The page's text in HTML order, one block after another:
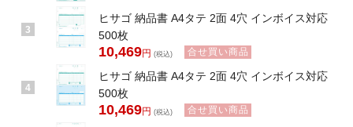
3
ヒサゴ 納品書 A4タテ 2面 4穴 インボイス対応
500枚
10,469円 (税込) 合せ買い商品
4
ヒサゴ 納品書 A4タテ 2面 4穴 インボイス対応
500枚
10,469円 (税込) 合せ買い商品